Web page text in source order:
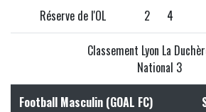
Réserve de l'OL 2 4
Classement Lyon La
National 3
Football Masculin (GOAL FC)